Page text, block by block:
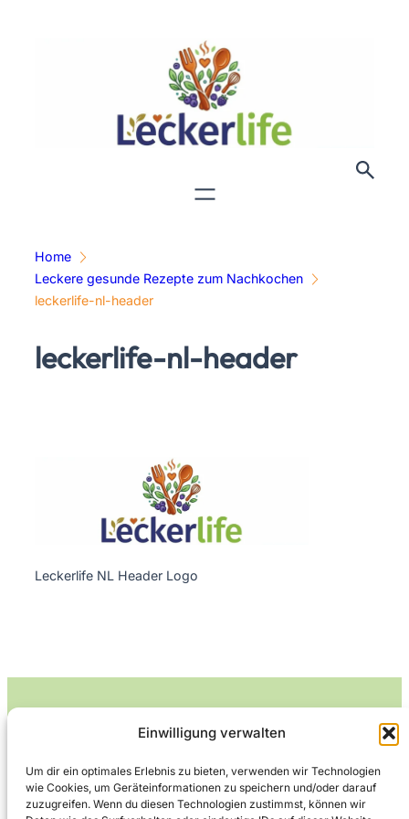
Einwilligung verwalten
Um dir ein optimales Erlebnis zu bieten, verwenden wir Technologien
wie Cookies, um Geräteinformationen zu speichern und/oder darauf
zuzugreifen. Wenn du diesen Technologien zustimmst, können wir
Home
Leckere gesunde Rezepte zum Nachkochen
leckerlife-nl-header
leckerlife-nl-header
Leckerlife NL Header Logo
Leckerlife
Lecker essen – gesund leben.